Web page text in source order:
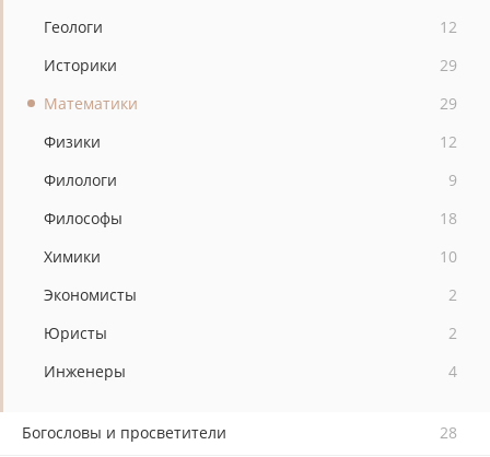
Геологи
12
Историки
29
Математики
29
Физики
12
Филологи
9
Философы
18
Химики
10
Экономисты
2
Юристы
2
Инженеры
4
Богословы и просветители 28